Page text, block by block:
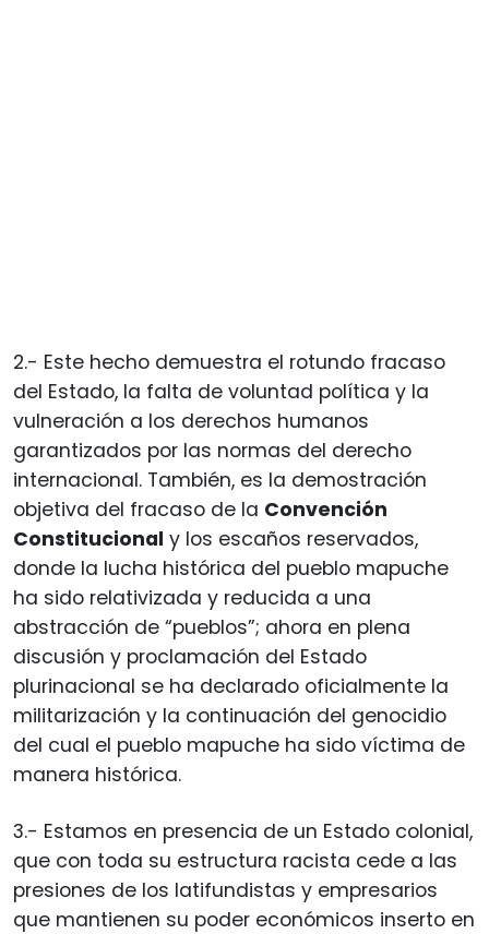
2.- Este hecho demuestra el rotundo fracaso
del Estado, la falta de voluntad política y la
vulneración a los derechos humanos
garantizados por las normas del derecho
internacional. También, es la demostración
objetiva del fracaso de la Convención
Constitucional y los escaños reservados,
donde la lucha histórica del pueblo mapuche
ha sido relativizada y reducida a una
abstracción de “pueblos”; ahora en plena
discusión y proclamación del Estado
plurinacional se ha declarado oficialmente la
militarización y la continuación del genocidio
del cual el pueblo mapuche ha sido víctima de
manera histórica.
3.- Estamos en presencia de un Estado colonial,
que con toda su estructura racista cede a las
presiones de los latifundistas y empresarios
que mantienen su poder económicos inserto en